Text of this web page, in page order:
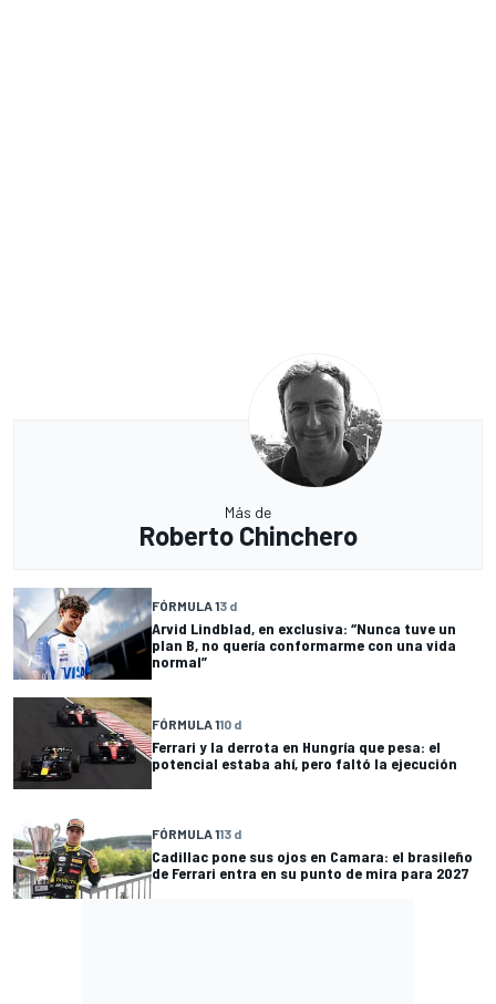
Más de
Roberto Chinchero
FÓRMULA 13 d
Arvid Lindblad, en exclusiva: “Nunca tuve un
plan B, no quería conformarme con una vida
normal”
FÓRMULA 110 d
Ferrari y la derrota en Hungría que pesa: el
potencial estaba ahí, pero faltó la ejecución
FÓRMULA 113 d
Cadillac pone sus ojos en Camara: el brasileño
de Ferrari entra en su punto de mira para 2027